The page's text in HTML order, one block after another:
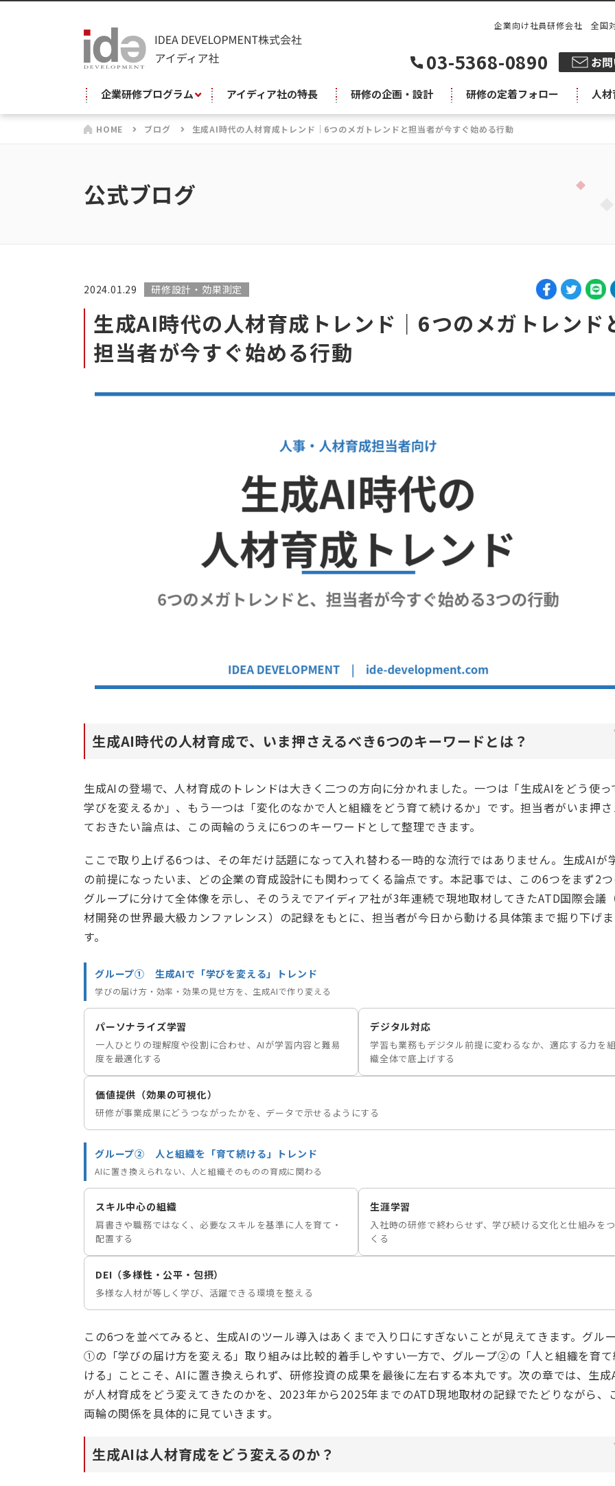
企業向け社員研修会社 全国
03-5368-0890
企業研修プログラム アイディア社の特長 研修の企画・設計 研修の定着フォロー 人
HOME ブログ 生成AI時代の人材育成トレンド｜6つのメガトレンドと担当者が今すぐ始める行動
公式ブログ
2024.01.29 研修設計・効果測定
生成AI時代の人材育成トレンド｜6つのメガトレンド
担当者が今すぐ始める行動
生成AI時代の人材育成で、いま押さえるべき6つのキーワードとは？
生成AIの登場で、人材育成のトレンドは大きく二つの方向に分かれました。一つは「生成AIをどう使っ
学びを変えるか」、もう一つは「変化のなかで人と組織をどう育て続けるか」です。担当者がいま押さ
ておきたい論点は、この両輪のうえに6つのキーワードとして整理できます。
ここで取り上げる6つは、その年だけ話題になって入れ替わる一時的な流行ではありません。生成AIが
の前提になったいま、どの企業の育成設計にも関わってくる論点です。本記事では、この6つをまず2
グループに分けて全体像を示し、そのうえでアイディア社が3年連続で現地取材してきたATD国際会議
材開発の世界最大級カンファレンス）の記録をもとに、担当者が今日から動ける具体策まで掘り下げま
す。
グループ① 生成AIで「学びを変える」トレンド
学びの届け方・効率・効果の見せ方を、生成AIで作り変える
パーソナライズ学習
一人ひとりの理解度や役割に合わせ、AIが学習内容と難易
度を最適化する
デジタル対応
学習も業務もデジタル前提に変わるなか、適応する力を組
織全体で底上げする
価値提供（効果の可視化）
研修が事業成果にどうつながったかを、データで示せるようにする
グループ② 人と組織を「育て続ける」トレンド
AIに置き換えられない、人と組織そのものの育成に関わる
スキル中心の組織
肩書きや職務ではなく、必要なスキルを基準に人を育て・
配置する
生涯学習
入社時の研修で終わらせず、学び続ける文化と仕組みをつ
くる
DEI（多様性・公平・包摂）
多様な人材が等しく学び、活躍できる環境を整える
この6つを並べてみると、生成AIのツール導入はあくまで入り口にすぎないことが見えてきます。グル
①の「学びの届け方を変える」取り組みは比較的着手しやすい一方で、グループ②の「人と組織を育
ける」ことこそ、AIに置き換えられず、研修投資の成果を最後に左右する本丸です。次の章では、生成
が人材育成をどう変えてきたのかを、2023年から2025年までのATD現地取材の記録でたどりながら、
両輪の関係を具体的に見ていきます。
生成AIは人材育成をどう変えるのか？